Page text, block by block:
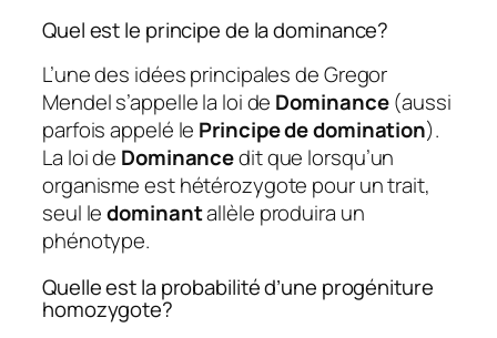
Quel est le principe de la dominance?
L’une des idées principales de Gregor
Mendel s’appelle la loi de Dominance(aussi
parfois appelé le Principe de domination).
La loi de Dominancedit que lorsqu’un
organisme est hétérozygote pour un trait,
seul ledominantallèle produira un
phénotype.
Quelle est la probabilité d’une progéniture
homozygote?